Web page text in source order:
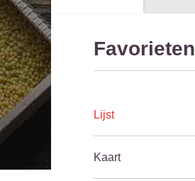
Favorieten
Lijst
Kaart